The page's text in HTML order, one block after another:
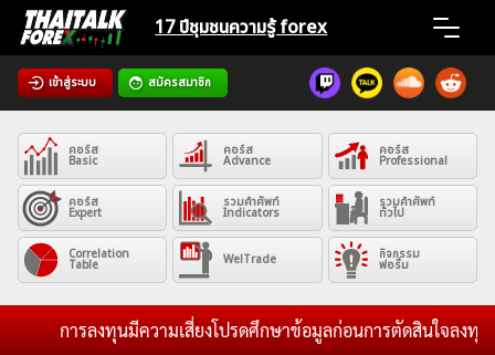
Skip
content
17 ปีชุมชนความรู้ forex
เข้าสู่ระบบ สมัครสมาชิก
Home
News
Articles
VPS Register
คอร์ส
Basic
คอร์ส
Advance
คอร์ส
Professional
คอร์ส
Expert
รวมคำศัพท์
Indicators
รวมคำศัพท์
ทั่วไป
Correlation
Table WelTrade กิจกรรม
ฟอรั่ม
การลงทุนมีความเสี่ยงโปรดศึกษาข้อมูลก่อนการตัดสินใจลงทุน